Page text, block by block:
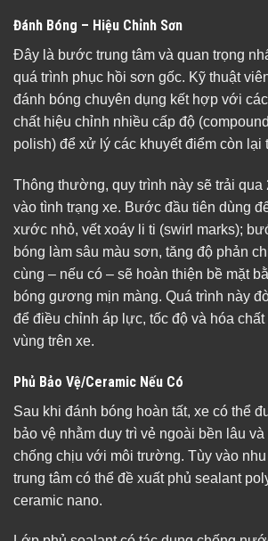
Đánh Bóng – Hiệu Chỉnh Sơn
Đây là bước trung tâm và quan trọng
quá trình phục hồi sơn gốc. Kỹ thuật
đánh bóng chuyên dụng kết hợp với
chất hiệu chỉnh nhiều cấp độ
polish) để xử lý các khuyết điểm còn lại
Thông thường, quy trình này sẽ trải
vào tình trạng xe. Bước đầu tiên dùng
xước nhỏ, vết xoáy li ti (swirl marks);
bóng làm sâu màu sơn, tăng độ phản
cùng – nếu có – sẽ hoàn thiện bề mặt
bóng gương mịn màng. Quá trình này
để điều chỉnh áp lực, tốc độ và hóa
vùng trên xe.
Phủ Bảo Vệ/Ceramic Nếu Có
Sau khi đánh bóng hoàn tất, xe có thể
bảo vệ nhằm duy trì vẻ ngoài bền lâu
chống chịu với môi trường. Tùy vào
trung tâm có thể đề xuất phủ sealant
ceramic nano.